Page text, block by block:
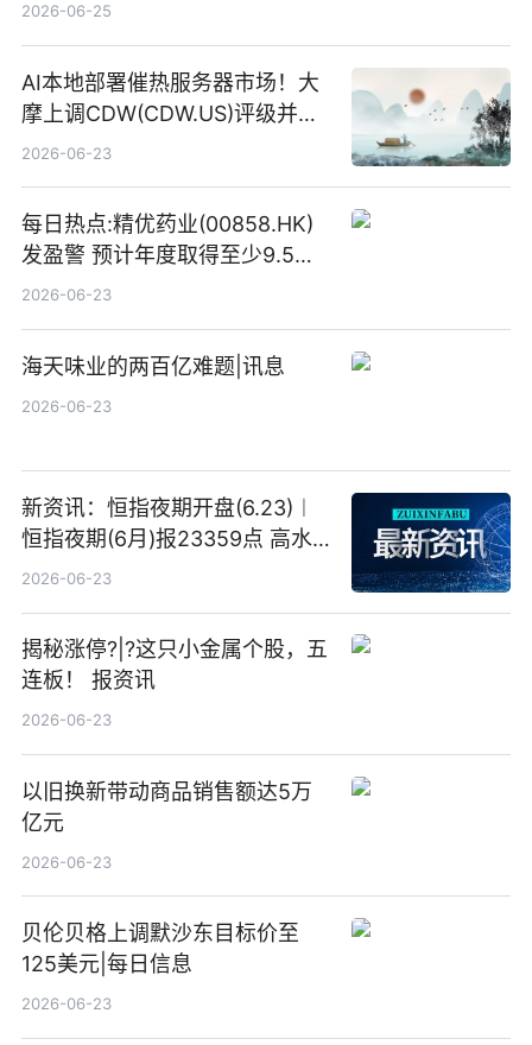
2026-06-25
AI本地部署催热服务器市场！大
摩上调CDW(CDW.US)评级并看
高IBM(IBM.US)戴尔(DELL.US)
2026-06-23
每日热点:精优药业(00858.HK)
发盈警 预计年度取得至少9.5亿
港元的亏损 同比盈转亏
2026-06-23
海天味业的两百亿难题|讯息
2026-06-23
新资讯：恒指夜期开盘(6.23)︱
恒指夜期(6月)报23359点 高水
23点
2026-06-23
揭秘涨停?|?这只小金属个股，五
连板！ 报资讯
2026-06-23
以旧换新带动商品销售额达5万
亿元
2026-06-23
贝伦贝格上调默沙东目标价至
125美元|每日信息
2026-06-23